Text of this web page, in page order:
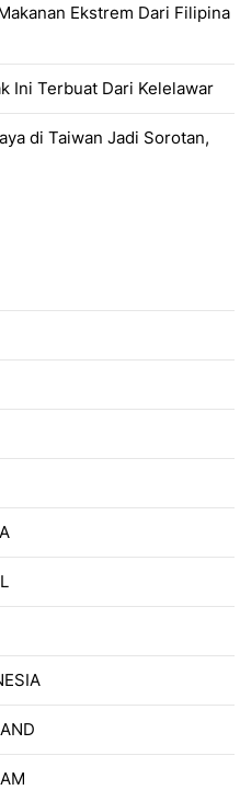
Ekstrem Dari Filipina
Ini Terbuat Dari Kelelawar
di Taiwan Jadi Sorotan,